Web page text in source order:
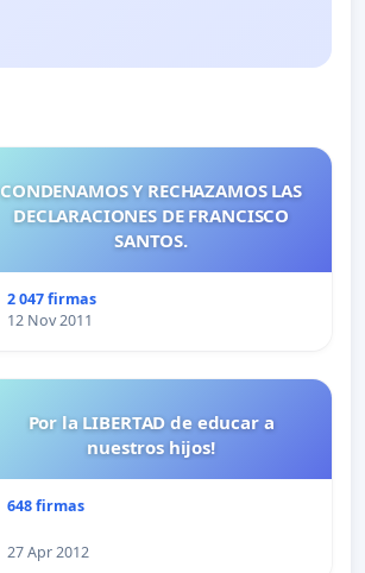
CONDENAMOS Y RECHAZAMOS LAS
DECLARACIONES DE FRANCISCO
SANTOS.
2 047 firmas
12 Nov 2011
Por la LIBERTAD de educar a
nuestros hijos!
648 firmas
27 Apr 2012